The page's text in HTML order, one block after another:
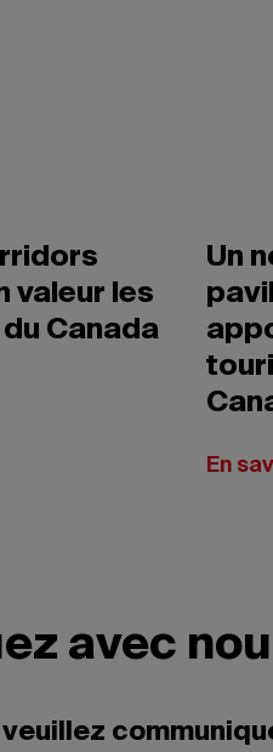
valeur les
du Canada
Un
En
avec